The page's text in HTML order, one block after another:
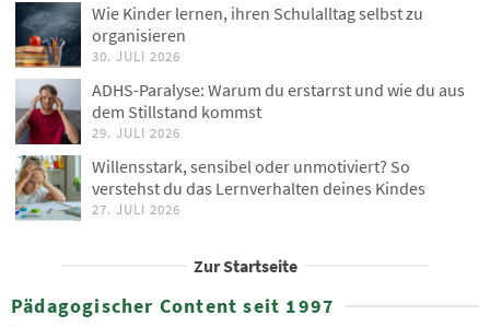
Wie Kinder lernen, ihren Schulalltag selbst zu
organisieren
30. JULI 2026
ADHS-Paralyse: Warum du erstarrst und wie du aus
dem Stillstand kommst
29. JULI 2026
Willensstark, sensibel oder unmotiviert? So
verstehst du das Lernverhalten deines Kindes
27. JULI 2026
Zur Startseite
Pädagogischer Content seit 1997